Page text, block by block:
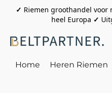
✓ Riemen groothandel voor
heel Europa ✓
Home Heren Riemen